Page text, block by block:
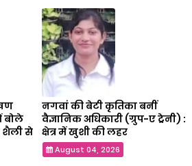
बोले
शैली से
नगवां की बेटी कृतिका बनीं
वैज्ञानिक अधिकारी (ग्रुप-ए ट्रेनी) :
क्षेत्र में खुशी की लहर
August 04, 2026